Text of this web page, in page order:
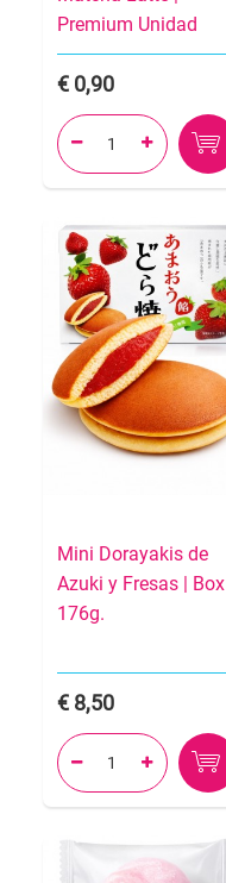
Premium Unidad
0,90
 
Mini Dorayakis de
Azuki y Fresas | Box
176g.
8,50
 